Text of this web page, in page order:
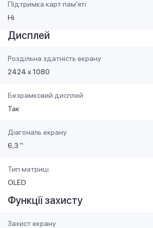
Підтримка карт пам'яті
Ні
Дисплей
Роздільна здатність екрану
2424 x 1080
Безрамковий дисплей
Так
Діагональ екрану
6,3 "
Тип матриці
OLED
Функції захисту
Захист екрану